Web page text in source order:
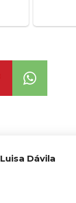
Luisa Dávila